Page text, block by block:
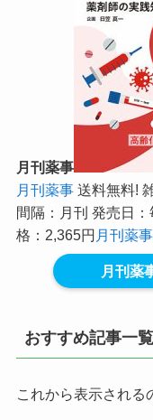
月刊薬事
月刊薬事送料無料!
間隔：月刊 発売日
格：2,365円 月刊薬
月刊薬
おすすめ記事一覧
これから表示される